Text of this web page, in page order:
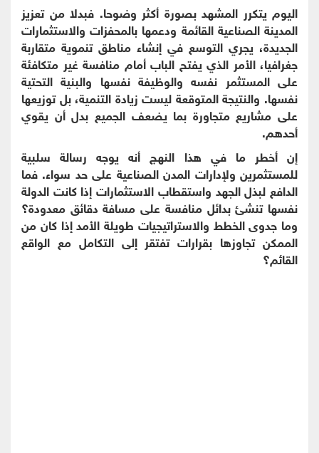
اليوم يتكرر المشهد بصورة أكثر وضوحا. فبدلا من تعزيز
المدينة الصناعية القائمة ودعمها بالمحفزات والاستثمارات
الجديدة، يجري التوسع في إنشاء مناطق تنموية متقاربة
جغرافيا، الأمر الذي يفتح الباب أمام منافسة غير متكافئة
على المستثمر نفسه والوظيفة نفسها والبنية التحتية
نفسها. والنتيجة المتوقعة ليست زيادة التنمية، بل توزيعها
على مشاريع متجاورة بما يضعف الجميع بدل أن يقوي
أحدهم.
إن أخطر ما في هذا النهج أنه يوجه رسالة سلبية
للمستثمرين ولإدارات المدن الصناعية على حد سواء. فما
الدافع لبذل الجهد واستقطاب الاستثمارات إذا كانت الدولة
نفسها تنشئ بدائل منافسة على مسافة دقائق معدودة؟
وما جدوى الخطط والاستراتيجيات طويلة الأمد إذا كان من
الممكن تجاوزها بقرارات تفتقر إلى التكامل مع الواقع
القائم؟